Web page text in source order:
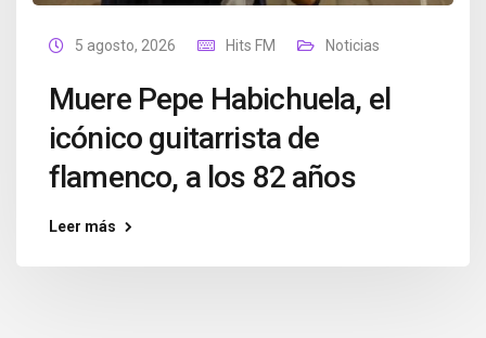
5 agosto, 2026 Hits FM Noticias
Muere Pepe Habichuela, el
icónico guitarrista de
flamenco, a los 82 años
Leer más